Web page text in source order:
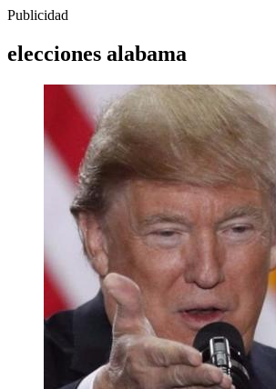
Publicidad
elecciones alabama